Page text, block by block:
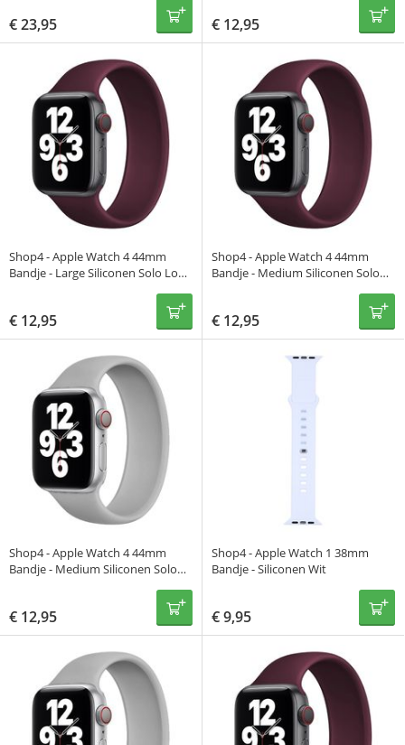
€23,95 € 12,95
Shop4 - Apple Watch 4 44mm
Bandje - Large Siliconen Solo Loop
€ 12,95
Shop4 - Apple Watch 4 44mm
Bandje - Medium Siliconen Solo
€ 12,95
Shop4 - Apple Watch 4 44mm
Bandje - Medium Siliconen Solo
€ 12,95
Shop4 - Apple Watch 1 38mm
Bandje - Siliconen Wit
€9,95